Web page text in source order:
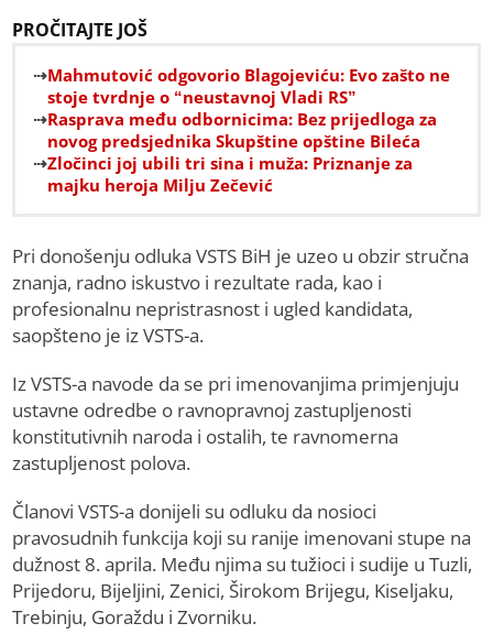
PROČITAJTE JOŠ
Mahmutović odgovorio Blagojeviću: Evo zašto ne
stoje tvrdnje o “neustavnoj Vladi RS”
Rasprava među odbornicima: Bez prijedloga za
novog predsjednika Skupštine opštine Bileća
Zločinci joj ubili tri sina i muža: Priznanje za
majku heroja Milju Zečević
Pri donošenju odluka VSTS BiH je uzeo u obzir stručna
znanja, radno iskustvo i rezultate rada, kao i
profesionalnu nepristrasnost i ugled kandidata,
saopšteno je iz VSTS-a.
Iz VSTS-a navode da se pri imenovanjima primjenjuju
ustavne odredbe o ravnopravnoj zastupljenosti
konstitutivnih naroda i ostalih, te ravnomerna
zastupljenost polova.
Članovi VSTS-a donijeli su odluku da nosioci
pravosudnih funkcija koji su ranije imenovani stupe na
dužnost 8. aprila. Među njima su tužioci i sudije u Tuzli,
Prijedoru, Bijeljini, Zenici, Širokom Brijegu, Kiseljaku,
Trebinju, Goraždu i Zvorniku.